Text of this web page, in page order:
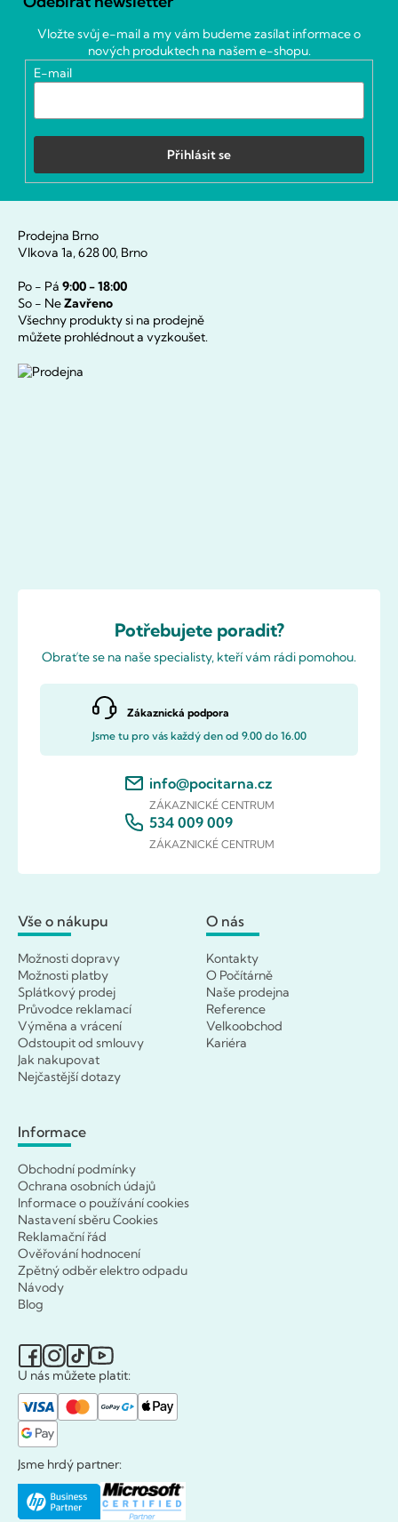
Vložte svůj e-mail a my vám budeme zasílat informace o
nových produktech na našem e-shopu.
E-mail
Přihlásit se
Prodejna Brno
Vlkova 1a, 628 00, Brno
Po - Pá 9:00 - 18:00
So - NeZavřeno
Všechny produkty si na prodejně
můžete prohlédnout a vyzkoušet.
Potřebujete poradit?
Obraťte se na naše specialisty, kteří vám rádi pomohou.
Zákaznická podpora
Jsme tu pro vás každý den od 9.00 do 16.00
info@pocitarna.cz
ZÁKAZNICKÉ CENTRUM
534 009 009
ZÁKAZNICKÉ CENTRUM
Vše o nákupu
Možnosti dopravy
Možnosti platby
Splátkový prodej
Průvodce reklamací
Výměna a vrácení
Odstoupit od smlouvy
Jak nakupovat
Nejčastější dotazy
O nás
Kontakty
O Počítárně
Naše prodejna
Reference
Velkoobchod
Kariéra
Informace
Obchodní podmínky
Ochrana osobních údajů
Informace o používání cookies
Nastavení sběru Cookies
Reklamační řád
Ověřování hodnocení
Zpětný odběr elektro odpadu
Návody
Blog
U nás můžete platit:
Jsme hrdý partner: